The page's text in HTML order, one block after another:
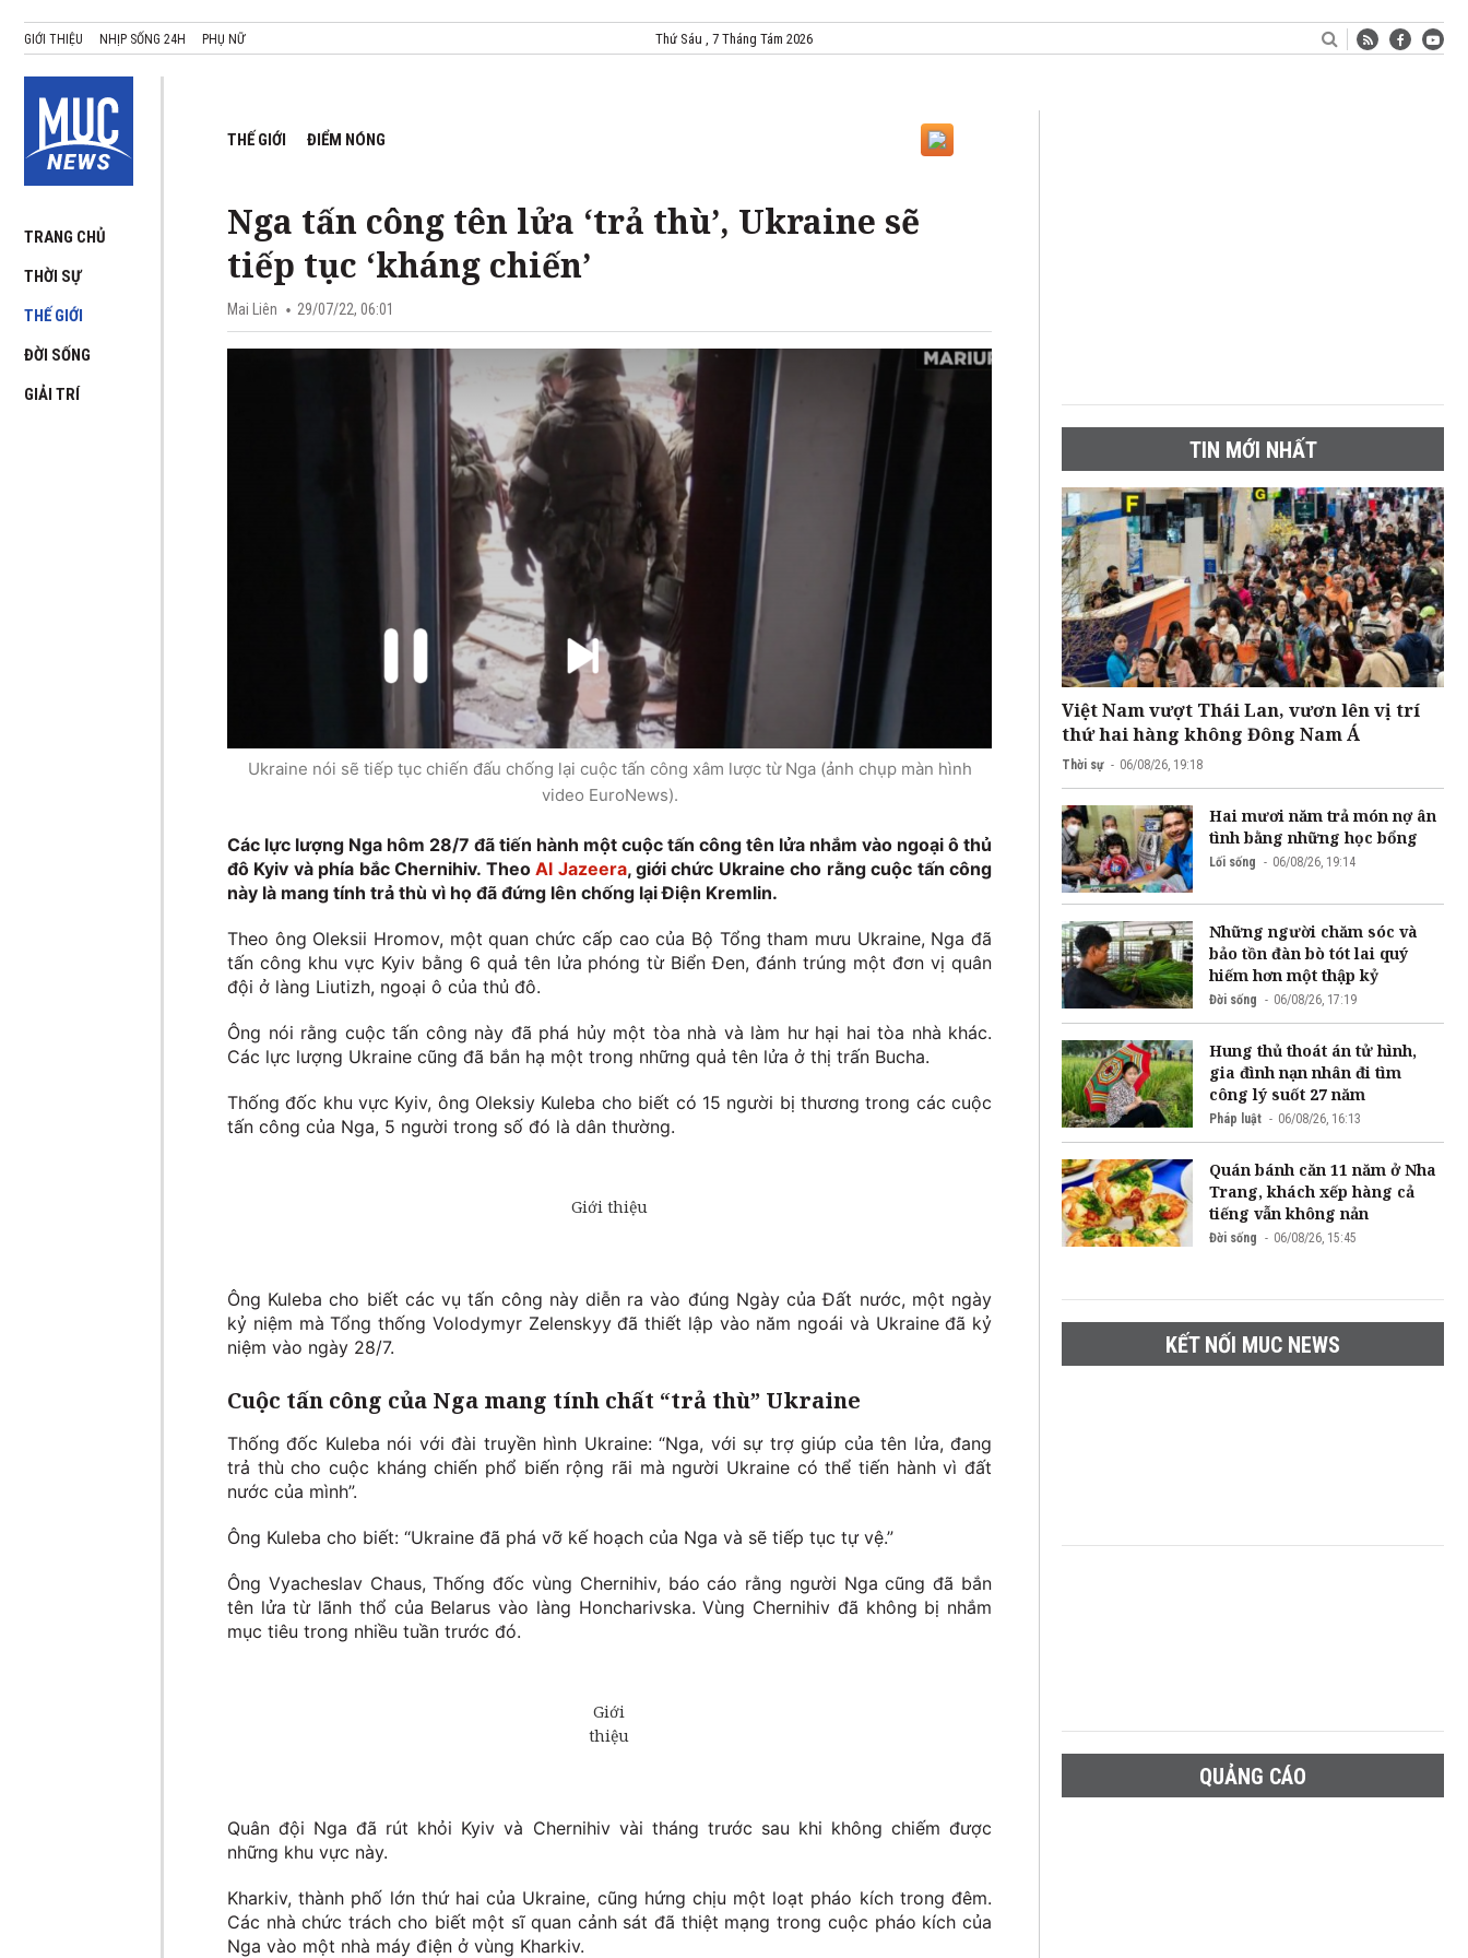
GIỚI THIỆU NHỊP SỐNG 24H PHỤ NỮ Thứ Sáu , 7 Tháng Tám 2026
TRANG CHỦ
THỜI SỰ
THẾ GIỚI
ĐỜI SỐNG
GIẢI TRÍ
THẾ GIỚI ĐIỂM NÓNG
Nga tấn công tên lửa ‘trả thù’, Ukraine sẽ
tiếp tục ‘kháng chiến’
Mai Liên 29/07/22, 06:01
Ukraine nói sẽ tiếp tục chiến đấu chống lại cuộc tấn công xâm lược từ Nga (ảnh chụp màn hình
video EuroNews).
Các lực lượng Nga hôm 28/7 đã tiến hành một cuộc tấn công tên lửa nhắm vào ngoại ô thủ
đô Kyiv và phía bắc Chernihiv. TheoAl Jazeera, giới chức Ukraine cho rằng cuộc tấn công
này là mang tính trả thù vì họ đã đứng lên chống lại Điện Kremlin.
Theo ông Oleksii Hromov, một quan chức cấp cao của Bộ Tổng tham mưu Ukraine, Nga đã
tấn công khu vực Kyiv bằng 6 quả tên lửa phóng từ Biển Đen, đánh trúng một đơn vị quân
đội ở làng Liutizh, ngoại ô của thủ đô.
Ông nói rằng cuộc tấn công này đã phá hủy một tòa nhà và làm hư hại hai tòa nhà khác.
Các lực lượng Ukraine cũng đã bắn hạ một trong những quả tên lửa ở thị trấn Bucha.
Thống đốc khu vực Kyiv, ông Oleksiy Kuleba cho biết có 15 người bị thương trong các cuộc
tấn công của Nga, 5 người trong số đó là dân thường.
Ông Kuleba cho biết các vụ tấn công này diễn ra vào đúng Ngày của Đất nước, một ngày
kỷ niệm mà Tổng thống Volodymyr Zelenskyy đã thiết lập vào năm ngoái và Ukraine đã kỷ
niệm vào ngày 28/7.
Cuộc tấn công của Nga mang tính chất “trả thù” Ukraine
Thống đốc Kuleba nói với đài truyền hình Ukraine: “Nga, với sự trợ giúp của tên lửa, đang
trả thù cho cuộc kháng chiến phổ biến rộng rãi mà người Ukraine có thể tiến hành vì đất
nước của mình”.
Ông Kuleba cho biết: “Ukraine đã phá vỡ kế hoạch của Nga và sẽ tiếp tục tự vệ.”
Ông Vyacheslav Chaus, Thống đốc vùng Chernihiv, báo cáo rằng người Nga cũng đã bắn
tên lửa từ lãnh thổ của Belarus vào làng Honcharivska. Vùng Chernihiv đã không bị nhắm
mục tiêu trong nhiều tuần trước đó.
Quân đội Nga đã rút khỏi Kyiv và Chernihiv vài tháng trước sau khi không chiếm được
những khu vực này.
Kharkiv, thành phố lớn thứ hai của Ukraine, cũng hứng chịu một loạt pháo kích trong đêm.
Các nhà chức trách cho biết một sĩ quan cảnh sát đã thiệt mạng trong cuộc pháo kích của
Nga vào một nhà máy điện ở vùng Kharkiv.
TIN MỚI NHẤT
Việt Nam vượt Thái Lan, vươn lên vị trí
thứ hai hàng không Đông Nam Á
Thời sự 06/08/26, 19:18
Hai mươi năm trả món nợ ân
tình bằng những học bổng
Lối sống 06/08/26, 19:14
Những người chăm sóc và
bảo tồn đàn bò tót lai quý
hiếm hơn một thập kỷ
Đời sống 06/08/26, 17:19
Hung thủ thoát án tử hình,
gia đình nạn nhân đi tìm
công lý suốt 27 năm
Pháp luật 06/08/26, 16:13
Quán bánh căn 11 năm ở Nha
Trang, khách xếp hàng cả
tiếng vẫn không nản
Đời sống 06/08/26, 15:45
KẾT NỐI MUC NEWS
QUẢNG CÁO